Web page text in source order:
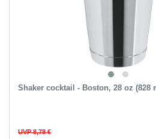
Shaker cocktail - Boston, 28 oz (828
UVP 8,78 €